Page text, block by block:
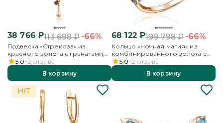
38 766₽113 698₽-66%
Подвеска «Стрекоза» из
красного золота с гранатами,
бесцветными топазами и
эмалью
5.0 2 отзыва
В корзину
68 122₽199 798₽-66%
Кольцо «Ночная магия» из
комбинированного золота с
аметистом и бесцветными
топазами
5.0 2 отзыва
В корзину